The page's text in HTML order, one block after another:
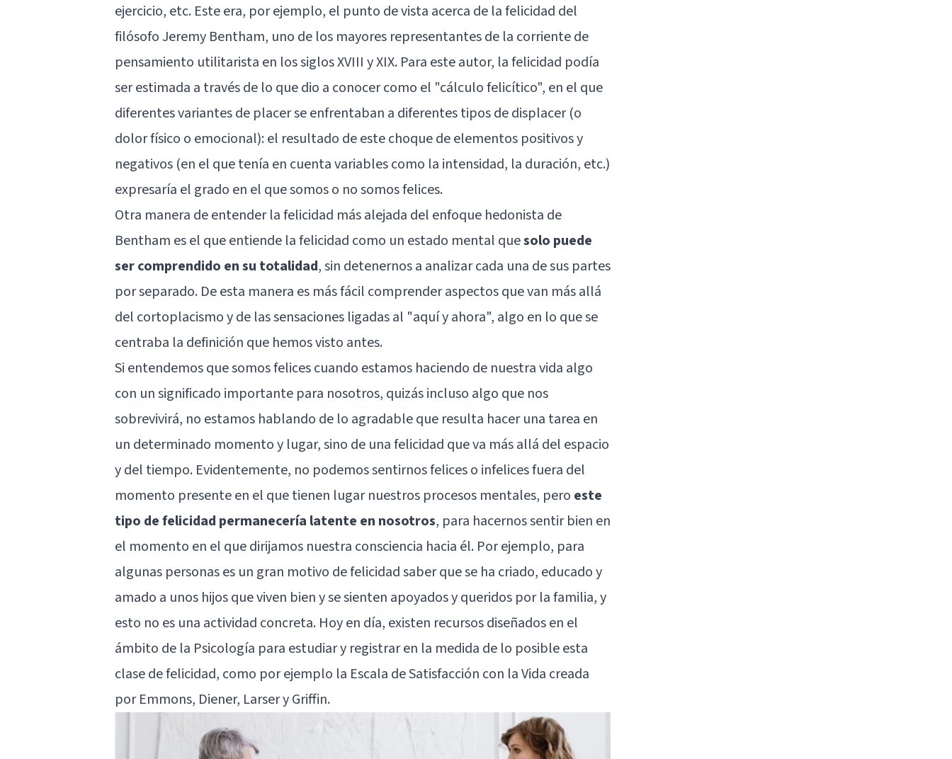
ejercicio, etc. Este era, por ejemplo, el punto de vista acerca de la felicidad del
filósofo Jeremy Bentham, uno de los mayores representantes de la corriente de
pensamiento utilitarista en los siglos XVIII y XIX. Para este autor, la felicidad podía
ser estimada a través de lo que dio a conocer como el "cálculo felicítico", en el que
diferentes variantes de placer se enfrentaban a diferentes tipos de displacer (o
dolor físico o emocional): el resultado de este choque de elementos positivos y
negativos (en el que tenía en cuenta variables como la intensidad, la duración, etc.)
expresaría el grado en el que somos o no somos felices.
Otra manera de entender la felicidad más alejada del enfoque hedonista de
Bentham es el que entiende la felicidad como un estado mental quesolo puede
ser comprendido en su totalidad, sin detenernos a analizar cada una de sus partes
por separado. De esta manera es más fácil comprender aspectos que van más allá
del cortoplacismo y de las sensaciones ligadas al "aquí y ahora", algo en lo que se
centraba la definición que hemos visto antes.
Si entendemos que somos felices cuando estamos haciendo de nuestra vida algo
con un significado importante para nosotros, quizás incluso algo que nos
sobrevivirá, no estamos hablando de lo agradable que resulta hacer una tarea en
un determinado momento y lugar, sino de una felicidad que va más allá del espacio
y del tiempo. Evidentemente, no podemos sentirnos felices o infelices fuera del
momento presente en el que tienen lugar nuestros procesos mentales, pero este
tipo de felicidad permanecería latente en nosotros, para hacernos sentir bien en
el momento en el que dirijamos nuestra consciencia hacia él. Por ejemplo, para
algunas personas es un gran motivo de felicidad saber que se ha criado, educado y
amado a unos hijos que viven bien y se sienten apoyados y queridos por la familia, y
esto no es una actividad concreta. Hoy en día, existen recursos diseñados en el
ámbito de la Psicología para estudiar y registrar en la medida de lo posible esta
clase de felicidad, como por ejemplo la Escala de Satisfacción con la Vida creada
por Emmons, Diener, Larser y Griffin.